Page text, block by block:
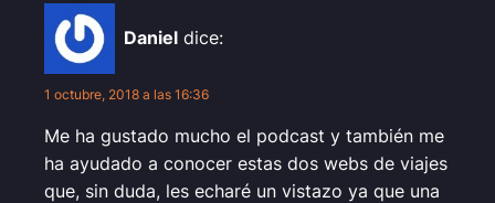
Daniel dice:
1 octubre, 2018 a las 16:36
Me ha gustado mucho el podcast y también me
ha ayudado a conocer estas dos webs de viajes
que, sin duda, les echaré un vistazo ya que una